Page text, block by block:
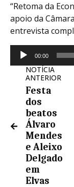
“Retoma da
apoio da
entrevista
Reprodutor
de
áudio
00:00
NOTÍCIA
ANTERIOR
Festa
dos
beatos
Álvaro
Mendes
e Aleixo
Delgado
em
Elvas